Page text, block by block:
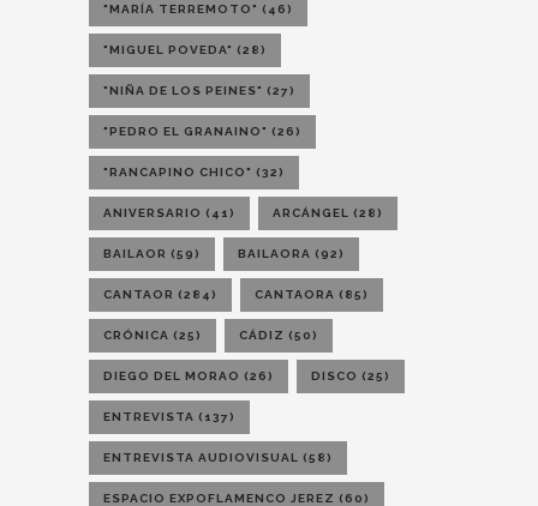
"MARÍA TERREMOTO" (46)
"MIGUEL POVEDA" (28)
"NIÑA DE LOS PEINES" (27)
"PEDRO EL GRANAINO" (26)
"RANCAPINO CHICO" (32)
ANIVERSARIO (41) ARCÁNGEL (28)
BAILAOR (59) BAILAORA (92)
CANTAOR (284) CANTAORA (85)
CRÓNICA (25) CÁDIZ (50)
DIEGO DEL MORAO (26) DISCO (25)
ENTREVISTA (137)
ENTREVISTA AUDIOVISUAL (58)
ESPACIO EXPOFLAMENCO JEREZ (60)